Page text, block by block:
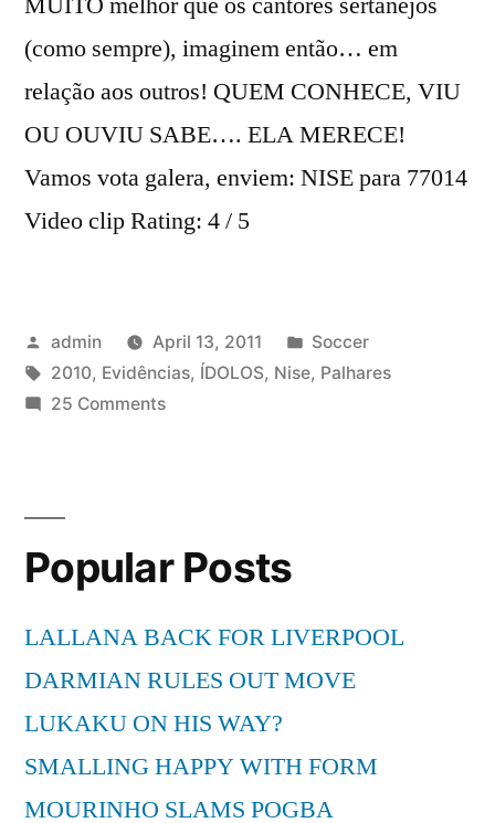
(como sempre), imaginem então… em
relação aos outros! QUEM CONHECE, VIU
OU OUVIU SABE…. ELA MERECE!
Vamos vota galera, enviem: NISE para 77014
Video clip Rating: 4 / 5
Posted
by
admin April 13, 2011
Posted
in
Soccer
Tags:
2010, Evidências, ÍDOLOS, Nise, Palhares
25 Commentson
(ÍDOLOS
2010)
Popular Posts
LALLANA BACK FOR LIVERPOOL
DARMIAN RULES OUT MOVE
LUKAKU ON HIS WAY?
SMALLING HAPPY WITH FORM
MOURINHO SLAMS POGBA